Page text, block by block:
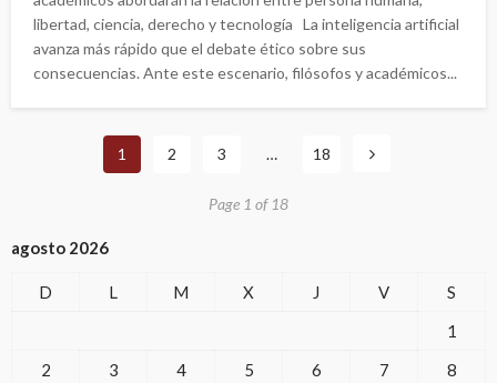
libertad, ciencia, derecho y tecnología La inteligencia artificial
avanza más rápido que el debate ético sobre sus
consecuencias. Ante este escenario, filósofos y académicos...
1 2 3 … 18
Page 1 of 18
agosto 2026
D L M X J V
S
1
2
3 4 5 6 7
8